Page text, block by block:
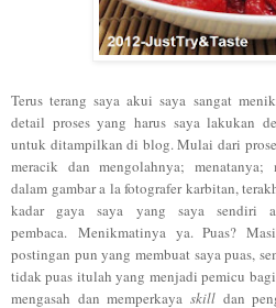
Terus terang saya akui saya sangat
detail proses yang harus saya lakukan
untuk ditampilkan di blog. Mulai dari
meracik dan mengolahnya; menatanya;
dalam gambar a la fotografer karbitan,
kadar gaya saya yang saya sendiri
pembaca. Menikmatinya ya. Puas?
postingan pun yang membuat saya puas,
tidak puas itulah yang menjadi pemicu
mengasah dan memperkaya skill dan